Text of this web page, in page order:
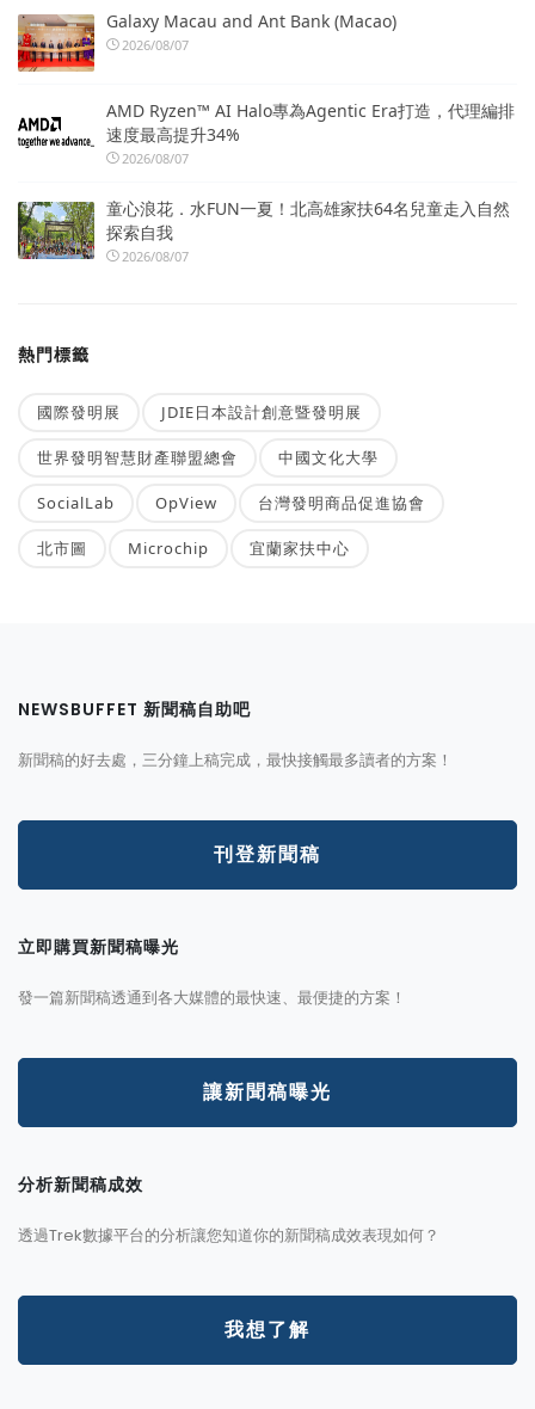
Galaxy Macau and Ant Bank (Macao)
2026/08/07
AMD Ryzen™ AI Halo專為Agentic Era打造，代理編排
速度最高提升34%
2026/08/07
童心浪花．水FUN一夏！北高雄家扶64名兒童走入自然
探索自我
2026/08/07
熱門標籤
國際發明展 JDIE日本設計創意暨發明展
世界發明智慧財產聯盟總會 中國文化大學
SocialLab OpView 台灣發明商品促進協會
北市圖 Microchip 宜蘭家扶中心
NEWSBUFFET 新聞稿自助吧
新聞稿的好去處，三分鐘上稿完成，最快接觸最多讀者的方案！
刊登新聞稿
立即購買新聞稿曝光
發一篇新聞稿透通到各大媒體的最快速、最便捷的方案！
讓新聞稿曝光
分析新聞稿成效
透過Trek數據平台的分析讓您知道你的新聞稿成效表現如何？
我想了解